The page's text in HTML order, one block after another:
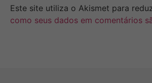
Este site utiliza o Akismet para
como seus dados em comentários